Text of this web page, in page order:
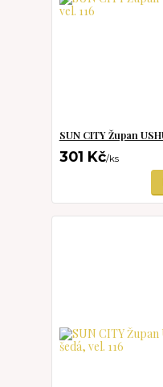
SUN CITY Župan
301 Kč/ks